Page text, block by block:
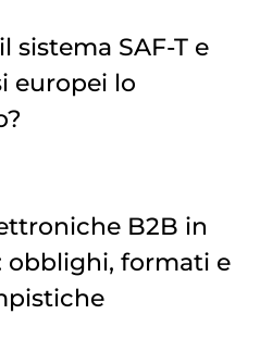
sistema SAF-T e
europei lo
B2B in
obblighi, formati e